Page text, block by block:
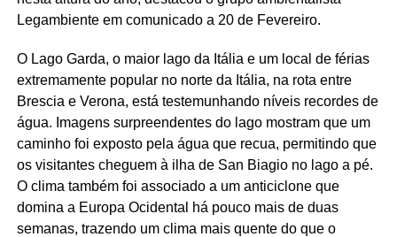
Legambiente em comunicado a 20 de Fevereiro.
O Lago Garda, o maior lago da Itália e um local de férias
extremamente popular no norte da Itália, na rota entre
Brescia e Verona, está testemunhando níveis recordes de
água. Imagens surpreendentes do lago mostram que um
caminho foi exposto pela água que recua, permitindo que
os visitantes cheguem à ilha de San Biagio no lago a pé.
O clima também foi associado a um anticiclone que
domina a Europa Ocidental há pouco mais de duas
semanas, trazendo um clima mais quente do que o